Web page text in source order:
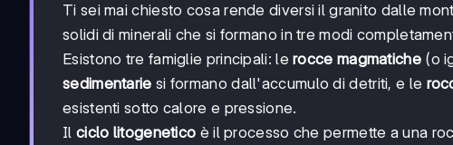
Ti sei mai chiesto cosa rende diversi il granito dalle
solidi di minerali che si formano in tre modi
Esistono tre famiglie principali: lerocce magmatiche(o
sedimentarie si formano dall'accumulo di detriti, e le
esistenti sotto calore e pressione.
Il ciclo litogenetico è il processo che permette a una